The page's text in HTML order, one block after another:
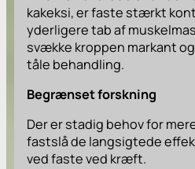
kakeksi, er faste stærkt
yderligere tab af
svække kroppen markant
tåle behandling.
Begrænset forskning
Der er stadig behov for
fastslå de langsigtede
ved faste ved kræft.